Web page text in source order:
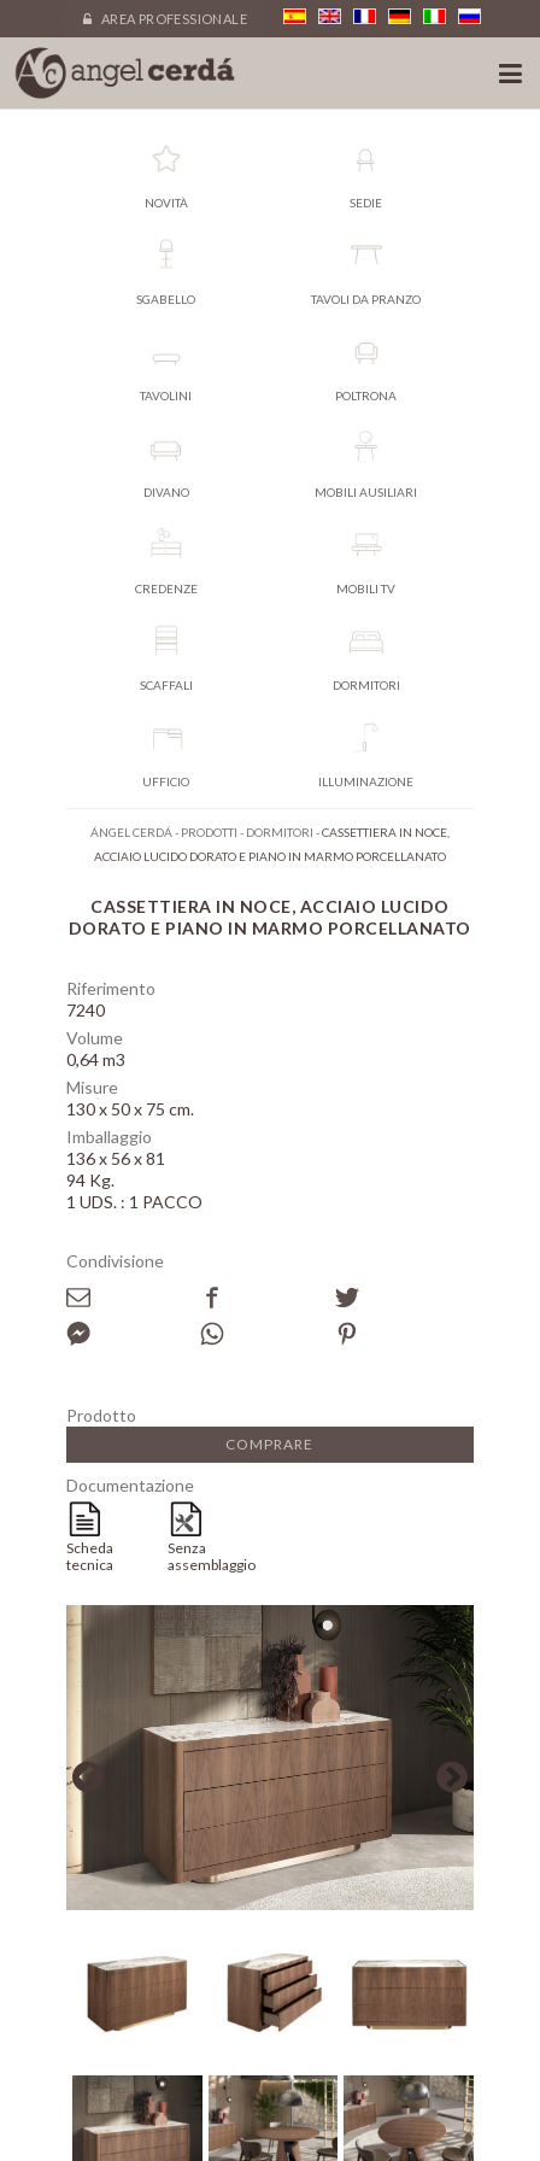
AREA PROFESSIONALE
NOVITÀ SEDIE
SGABELLO TAVOLI DA PRANZO
TAVOLINI POLTRONA
DIVANO MOBILI AUSILIARI
CREDENZE MOBILI TV
SCAFFALI DORMITORI
UFFICIO ILLUMINAZIONE
ÁNGEL CERDÁ - PRODOTTI - DORMITORI -CASSETTIERA IN NOCE,
ACCIAIO LUCIDO DORATO E PIANO IN MARMO PORCELLANATO
CASSETTIERA IN NOCE, ACCIAIO LUCIDO
DORATO E PIANO IN MARMO PORCELLANATO
Riferimento
7240
Volume
0,64 m3
Misure
130 x 50 x 75 cm.
Imballaggio
136 x 56 x 81
94 Kg.
1 UDS. : 1 PACCO
Condivisione
Prodotto
COMPRARE
Documentazione
Scheda
tecnica
Senza
assemblaggio
Array